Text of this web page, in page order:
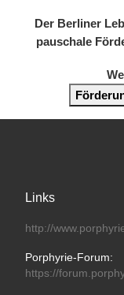
Der Berliner
pauschale
Links
http://
Porphyrie-Forum:
https://